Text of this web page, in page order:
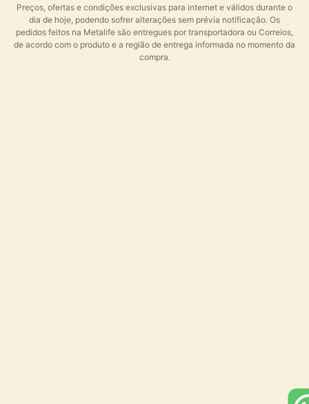
Preços, ofertas e condições exclusivas para internet e válidos durante o
dia de hoje, podendo sofrer alterações sem prévia notificação. Os
pedidos feitos na Metalife são entregues por transportadora ou Correios,
de acordo com o produto e a região de entrega informada no momento da
compra.